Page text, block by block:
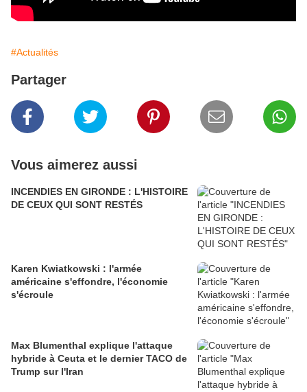
#Actualités
Partager
Vous aimerez aussi
INCENDIES EN GIRONDE : L'HISTOIRE
DE CEUX QUI SONT RESTÉS
Karen Kwiatkowski : l'armée
américaine s'effondre, l'économie
s'écroule
Max Blumenthal explique l'attaque
hybride à Ceuta et le dernier TACO de
Trump sur l'Iran